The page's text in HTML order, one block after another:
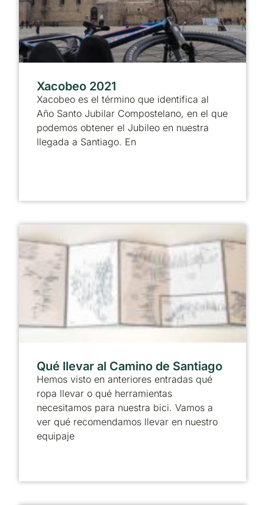
Xacobeo 2021
Xacobeo es el término que identifica al
Año Santo Jubilar Compostelano, en el que
podemos obtener el Jubileo en nuestra
llegada a Santiago. En
Qué llevar al Camino de Santiago
Hemos visto en anteriores entradas qué
ropa llevar o qué herramientas
necesitamos para nuestra bici. Vamos a
ver qué recomendamos llevar en nuestro
equipaje